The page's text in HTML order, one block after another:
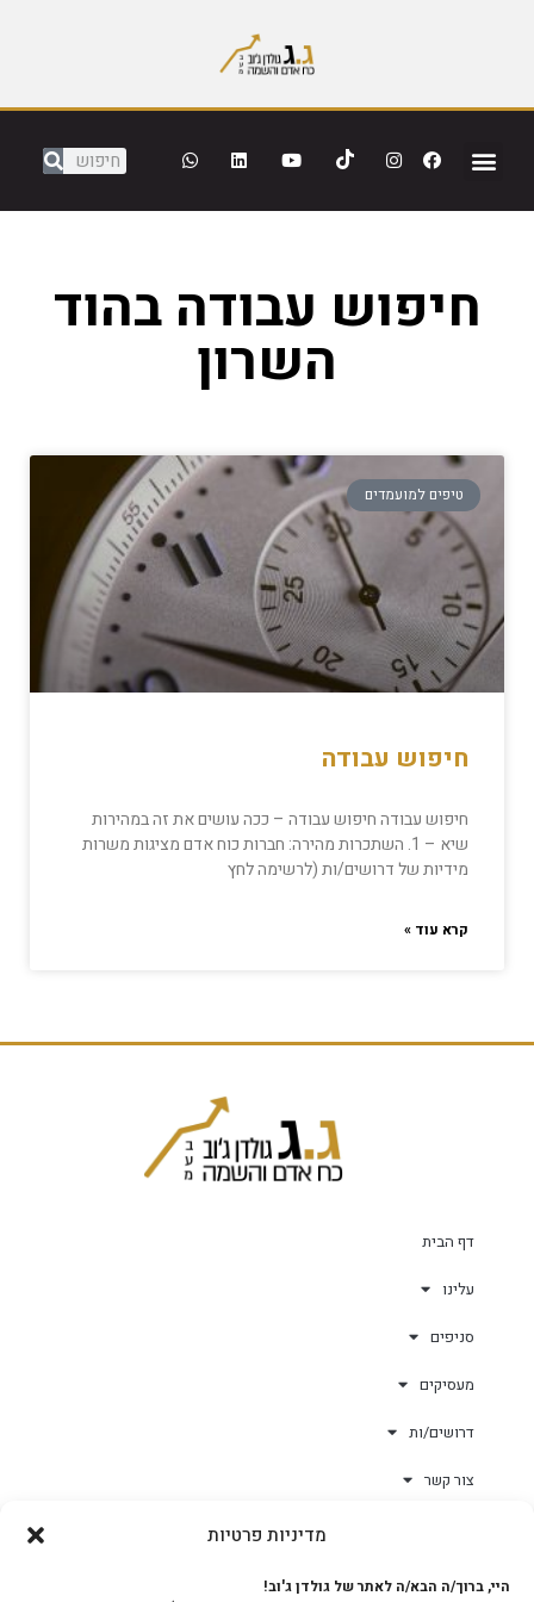
מדיניות פרטיות
היי, ברוך/ה הבא/ה לאתר של גולדן ג'וב!
חיפוש עבודה בהוד
השרון
טיפים למועמדים
חיפוש עבודה
חיפוש עבודה חיפוש עבודה – ככה עושים את זה במהירות
שיא – 1. השתכרות מהירה: חברות כוח אדם מציגות משרות
מידיות של דרושים/ות (לרשימה לחץ
קרא עוד »
דף הבית
עלינו
סניפים
מעסיקים
דרושים/ות
צור קשר